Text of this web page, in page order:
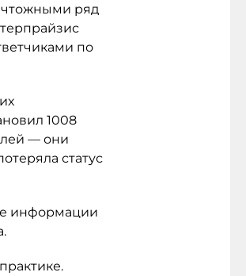
ряд
по
1008
— они
статус
информации